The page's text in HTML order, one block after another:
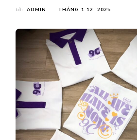
bởi ADMIN THÁNG 1 12, 2025